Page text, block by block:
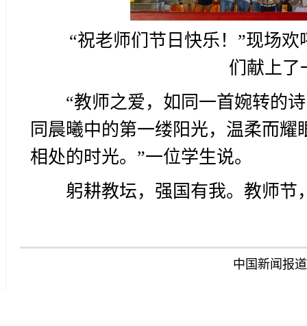
“祝老师们节日快乐！”现场
们献上了
“教师之爱，如同一首婉转的
同晨曦中的第一缕阳光，温柔而
相处的时光。”一位学生说。
躬耕教坛，强国有我。教师节
中国新闻报